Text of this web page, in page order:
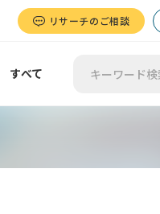
リサーチのご相談
すべて